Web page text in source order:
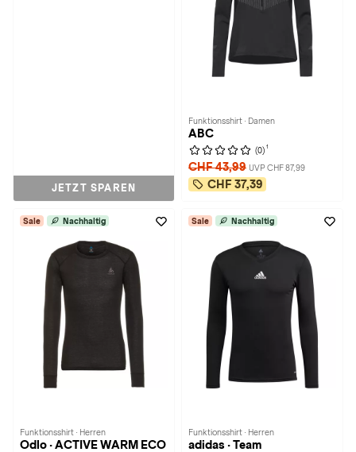
JETZT SPAREN
Funktionsshirt · Damen
ABC
(0) 1
CHF 43,99 UVP CHF 87,99
CHF 37,39
Sale Nachhaltig
Funktionsshirt · Herren
Odlo · ACTIVE WARM ECO
Sale Nachhaltig
Funktionsshirt · Herren
adidas · Team